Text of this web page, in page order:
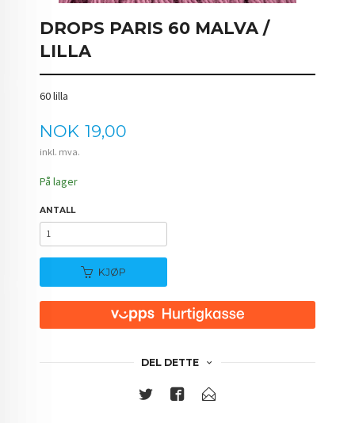
DROPS PARIS 60 MALVA /
LILLA
60 lilla
Pris
NOK 19,00
inkl. mva.
På lager
ANTALL
KJØP
DEL DETTE